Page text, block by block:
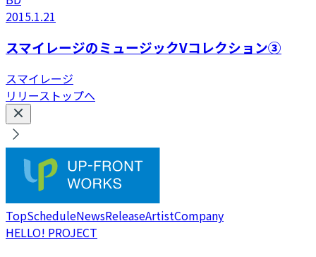
2015.1.21
スマイレージのミュージックVコレクション③
スマイレージ
リリーストップへ
TopScheduleNewsReleaseArtistCompany
HELLO! PROJECT